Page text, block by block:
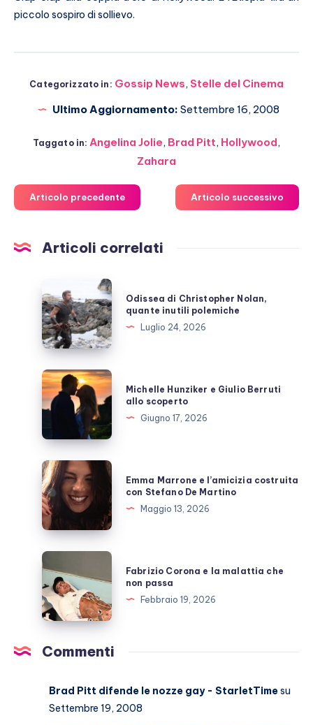
piccolo sospiro di sollievo.
Categorizzato in: Gossip News, Stelle del Cinema
Ultimo Aggiornamento: Settembre 16, 2008
Taggato in: Angelina Jolie, Brad Pitt, Hollywood,
Zahara
Articolo precedente Articolo successivo
Articoli correlati
di
Christopher
Nolan,
quante
inutili
polemiche
Odissea di Christopher Nolan,
quante inutili polemiche
Luglio 24, 2026
Michelle
Hunziker
e
Berruti
allo
scoperto
Michelle Hunziker e Giulio Berruti
allo scoperto
Giugno 17, 2026
Emma
Marrone
e
l’amicizia
costruita
con
Stefano
De
Martino
Emma Marrone e l’amicizia costruita
con Stefano De Martino
Maggio 13, 2026
Fabrizio
Corona
e
la
malattia
che
Fabrizio Corona e la malattia che
non passa
Febbraio 19, 2026
Commenti
Brad Pitt difende le nozze gay - StarletTimesu
Settembre 19, 2008